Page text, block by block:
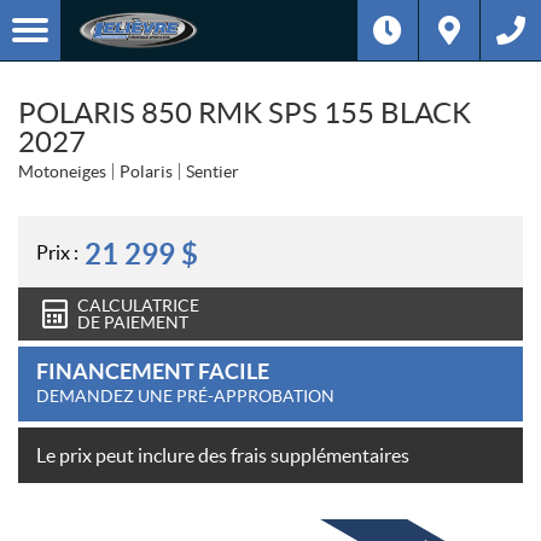
POLARIS 850 RMK SPS 155 BLACK
2027
Motoneiges Polaris Sentier
Prix : 21 299 $
CALCULATRICE
DE PAIEMENT
FINANCEMENT FACILE
DEMANDEZ UNE PRÉ-APPROBATION
Le prix peut inclure des frais supplémentaires